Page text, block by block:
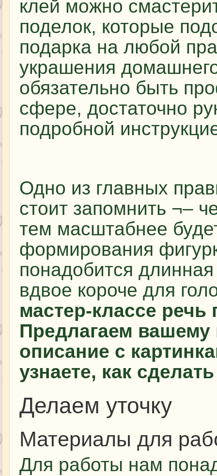
клей можно
поделок, которые
подарка на любой
украшения
обязательно быть
сфере, достаточно
подробной
Одно из главных
стоит запомнить ¬–
тем масштабнее
формирования
понадобится
вдвое короче для
мастер-классе речь
Предлагаем
описание с
узнаете, как
Делаем уточку
Материалы для
Для работы нам